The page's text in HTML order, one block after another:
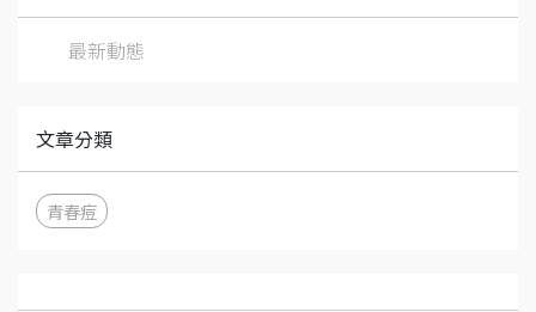
最新動態
文章分類
青春痘